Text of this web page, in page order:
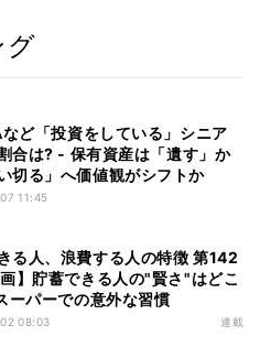
グ
ど「投資をしている」シニア
合は? - 保有資産は「遺す」か
切る」へ価値観がシフトか
11:45
る人、浪費する人の特徴 第142
】貯蓄できる人の"賢さ"はどこ
ーパーでの意外な習慣
08:03 連載